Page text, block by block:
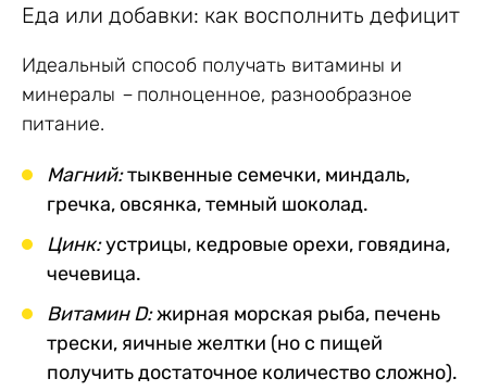
Еда или добавки: как восполнить дефицит
Идеальный способ получать витамины и
минералы –полноценное, разнообразное
питание.
Магний:тыквенные семечки, миндаль,
гречка, овсянка, темный шоколад.
Цинк:устрицы, кедровые орехи, говядина,
чечевица.
Витамин D:жирная морская рыба, печень
трески, яичные желтки (но с пищей
получить достаточное количество сложно).